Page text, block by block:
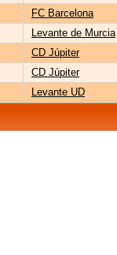
FC Barcelona
Levante de Murcia
CD Júpiter
CD Júpiter
Levante UD